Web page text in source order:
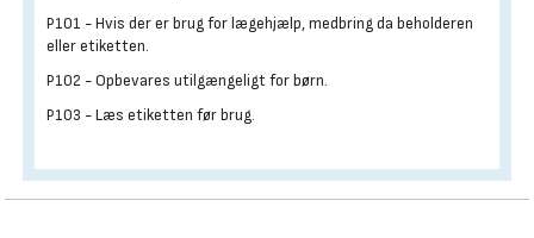
P101 - Hvis der er brug for lægehjælp, medbring da beholderen
eller etiketten.
P102 - Opbevares utilgængeligt for børn.
P103 - Læs etiketten før brug.